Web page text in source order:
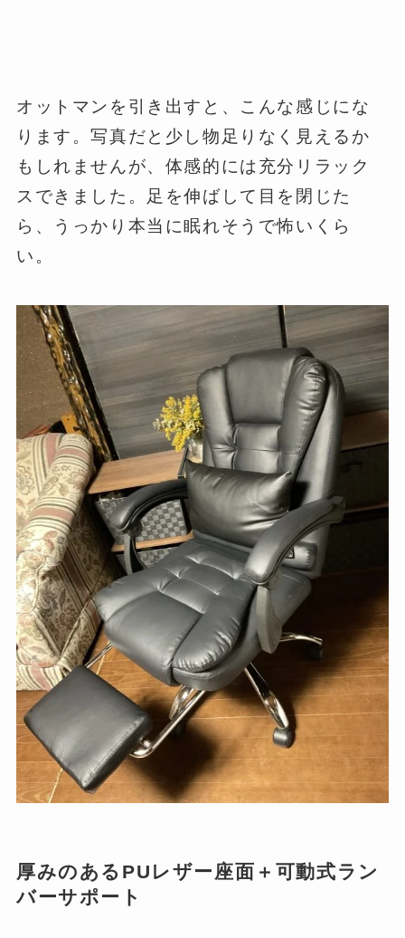
オットマンを引き出すと、こんな感じにな
ります。写真だと少し物足りなく見えるか
もしれませんが、体感的には充分リラック
スできました。足を伸ばして目を閉じた
ら、うっかり本当に眠れそうで怖いくら
い。
厚みのあるPUレザー座面＋可動式ラン
バーサポート